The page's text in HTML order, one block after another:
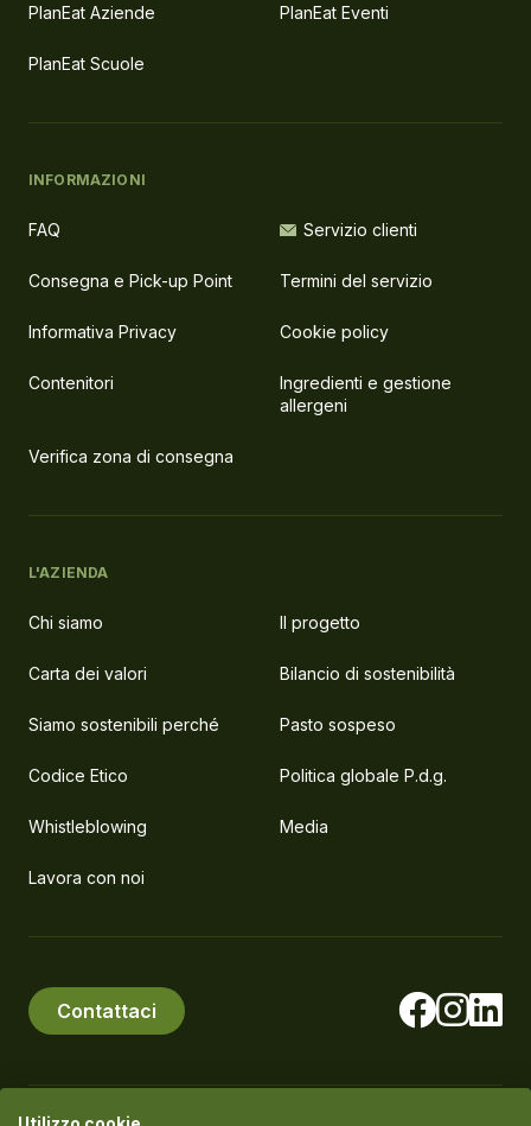
PlanEat Aziende PlanEat Eventi
PlanEat Scuole
INFORMAZIONI
FAQ Servizio clienti
Consegna e Pick-up Point Termini del servizio
Informativa Privacy Cookie policy
Contenitori
Ingredienti e gestione
allergeni
Verifica zona di consegna
L'AZIENDA
Chi siamo Il progetto
Carta dei valori Bilancio di sostenibilità
Siamo sostenibili perché Pasto sospeso
Codice Etico Politica globale P.d.g.
Whistleblowing Media
Lavora con noi
Contattaci